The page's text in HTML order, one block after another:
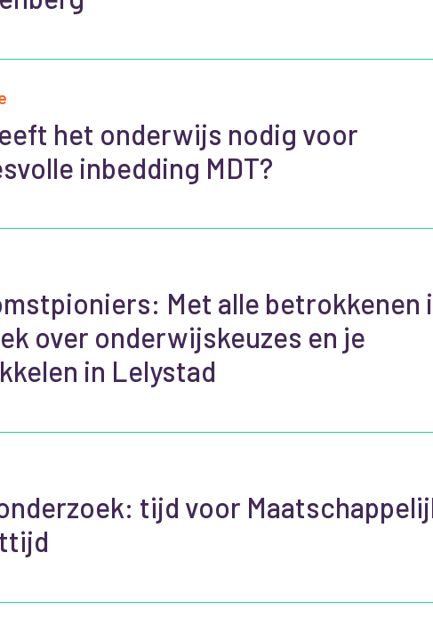
het onderwijs nodig voor
inbedding MDT?
Met alle betrokkenen
over onderwijskeuzes en je
in Lelystad
tijd voor